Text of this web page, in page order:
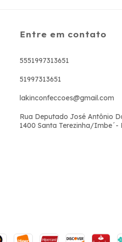
Entre em contato
5551997313651
51997313651
lakinconfeccoes@gmail.com
Rua Deputado José Antônio
1400 Santa Terezinha/Imbe´-